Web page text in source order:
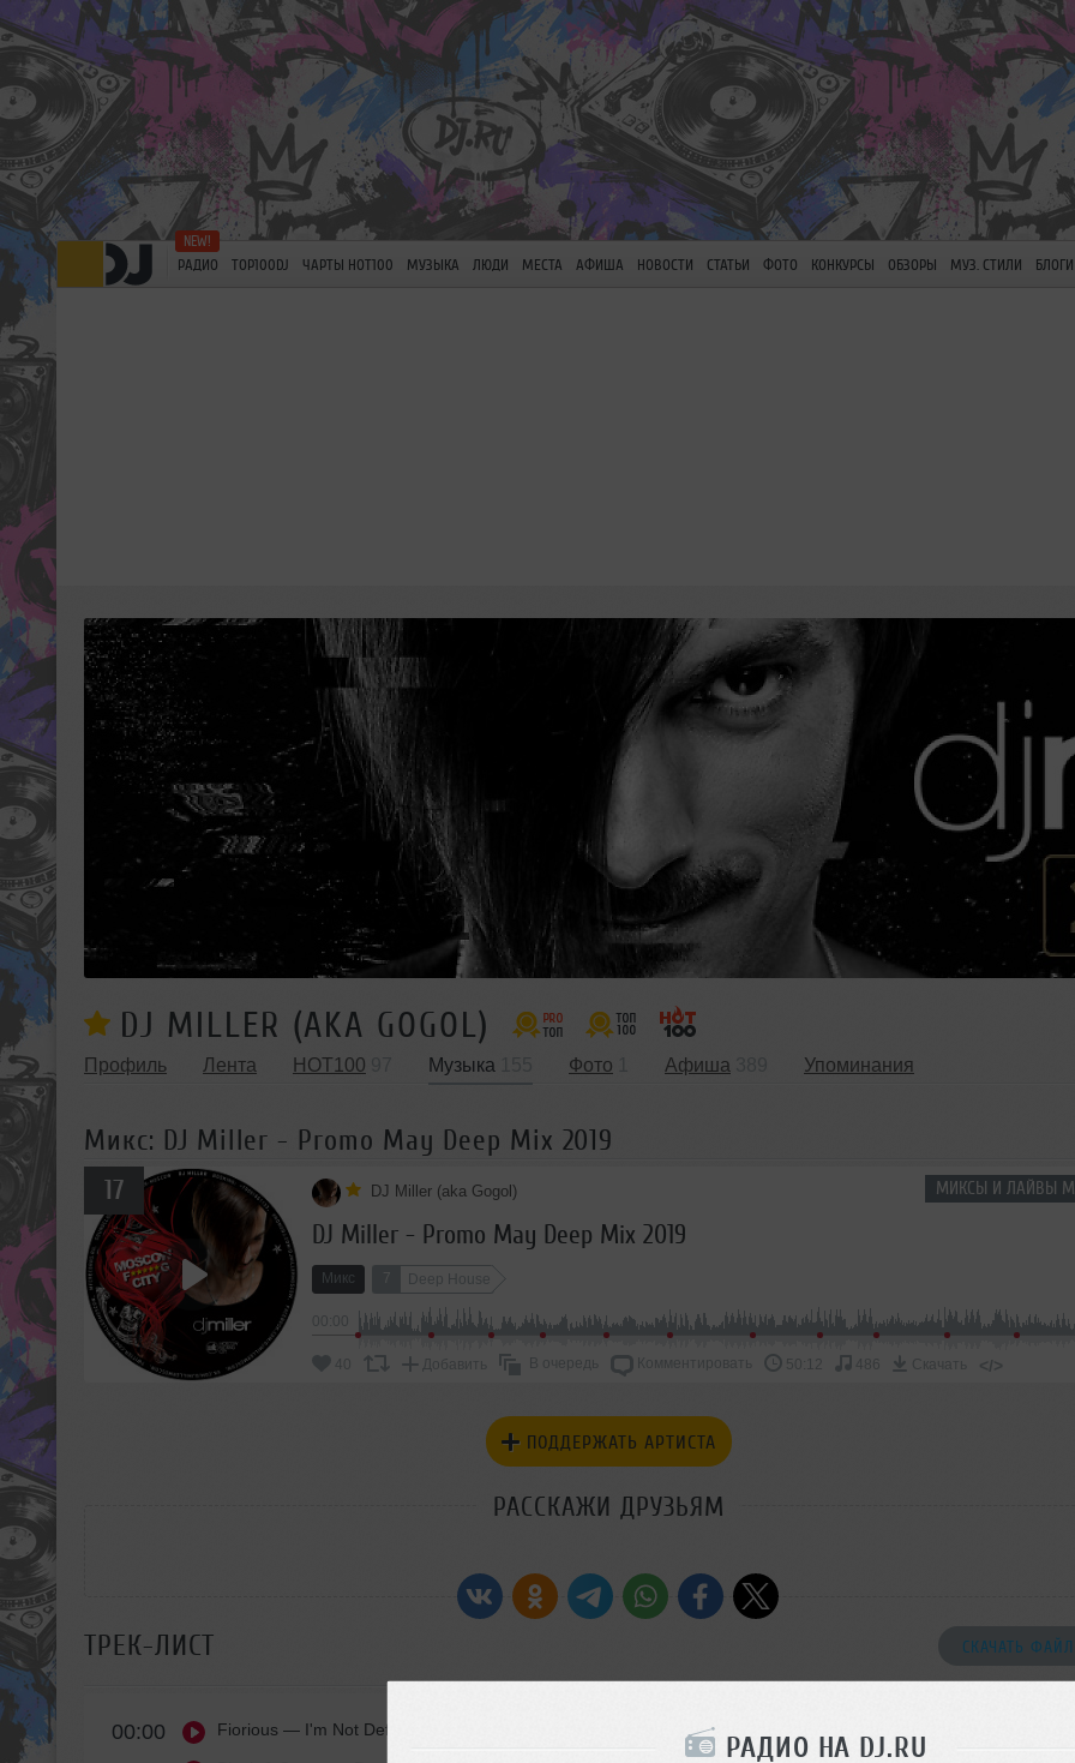
РАДИО НА DJ.RU
РАДИО TOP100DJ ЧАРТЫ HOT100 МУЗЫКА ЛЮДИ МЕСТА АФИША НОВОСТИ СТАТЬИ ФОТО КОНКУРСЫ ОБЗОРЫ МУЗ. СТИЛИ БЛОГИ
DJ MILLER (AKA GOGOL)
Профиль Лента HOT100 Музыка Фото Афиша Упоминания
Микс: DJ Miller - Promo May Deep Mix 2019
МИКСЫ И ЛАЙВЫ
17 DJ Miller (aka Gogol)
DJ Miller - Promo May Deep Mix 2019
Микс 7 Deep House
Добавить В очередь Комментировать 50:12 486 Скачать </>
ПОДДЕРЖАТЬ АРТИСТА
РАССКАЖИ ДРУЗЬЯМ
ТРЕК-ЛИСТ СКАЧАТЬ ФАЙЛ
00:00 Fiorious — I'm Not Defeated (12? Mix)